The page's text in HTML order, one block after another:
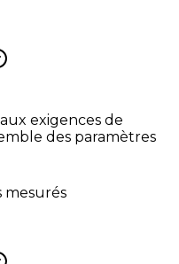
exigences de
des paramètres
mesurés